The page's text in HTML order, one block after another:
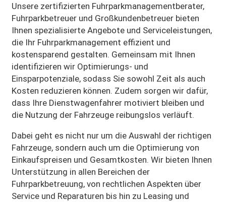
Unsere zertifizierten Fuhrparkmanagementberater,
Fuhrparkbetreuer und Großkundenbetreuer bieten
Ihnen spezialisierte Angebote und Serviceleistungen,
die Ihr Fuhrparkmanagement effizient und
kostensparend gestalten. Gemeinsam mit Ihnen
identifizieren wir Optimierungs- und
Einsparpotenziale, sodass Sie sowohl Zeit als auch
Kosten reduzieren können. Zudem sorgen wir dafür,
dass Ihre Dienstwagenfahrer motiviert bleiben und
die Nutzung der Fahrzeuge reibungslos verläuft.
Dabei geht es nicht nur um die Auswahl der richtigen
Fahrzeuge, sondern auch um die Optimierung von
Einkaufspreisen und Gesamtkosten. Wir bieten Ihnen
Unterstützung in allen Bereichen der
Fuhrparkbetreuung, von rechtlichen Aspekten über
Service und Reparaturen bis hin zu Leasing und